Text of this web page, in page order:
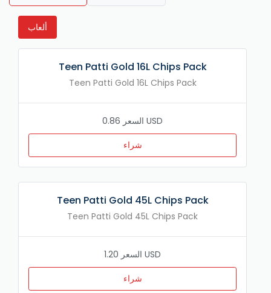
ألعاب
Teen Patti Gold 16L Chips Pack
Teen Patti Gold 16L Chips Pack
السعر 0.86 USD
شراء
Teen Patti Gold 45L Chips Pack
Teen Patti Gold 45L Chips Pack
السعر 1.20 USD
شراء